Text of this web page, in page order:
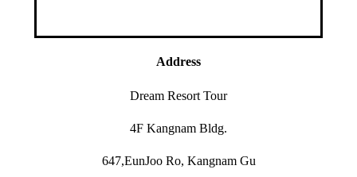
Address
Dream Resort Tour
4F Kangnam Bldg.
647,EunJoo Ro, Kangnam Gu